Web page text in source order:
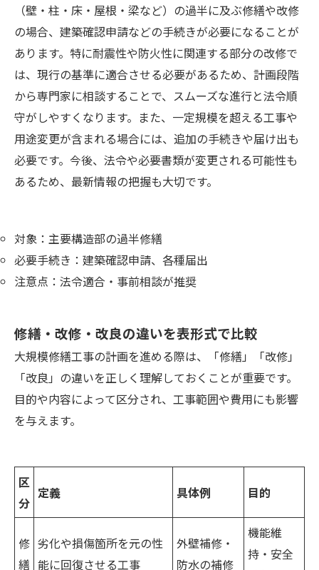
（壁・柱・床・屋根・梁など）の過半に及ぶ修繕や改修
の場合、建築確認申請などの手続きが必要になることが
あります。特に耐震性や防火性に関連する部分の改修で
は、現行の基準に適合させる必要があるため、計画段階
から専門家に相談することで、スムーズな進行と法令順
守がしやすくなります。また、一定規模を超える工事や
用途変更が含まれる場合には、追加の手続きや届け出も
必要です。今後、法令や必要書類が変更される可能性も
あるため、最新情報の把握も大切です。
対象：主要構造部の過半修繕
必要手続き：建築確認申請、各種届出
注意点：法令適合・事前相談が推奨
修繕・改修・改良の違いを表形式で比較
大規模修繕工事の計画を進める際は、「修繕」「改修」
「改良」の違いを正しく理解しておくことが重要です。
目的や内容によって区分され、工事範囲や費用にも影響
を与えます。
区
分
定義 具体例 目的
修
繕
劣化や損傷箇所を元の性
能に回復させる工事
外壁補修・
防水の補修
機能維
持・安全